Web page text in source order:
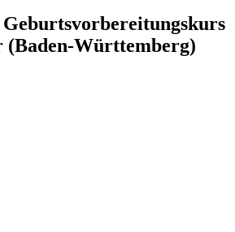
(Baden-Württemberg)